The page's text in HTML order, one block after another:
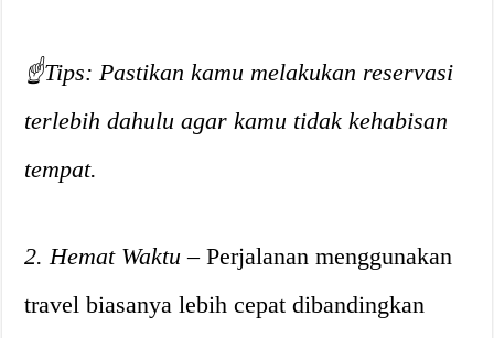
☝️Tips: Pastikan kamu melakukan reservasi
terlebih dahulu agar kamu tidak kehabisan
tempat.
2. Hemat Waktu – Perjalanan menggunakan
travel biasanya lebih cepat dibandingkan